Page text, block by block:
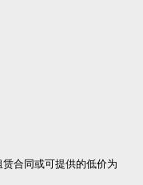
合同或可提供的低价为